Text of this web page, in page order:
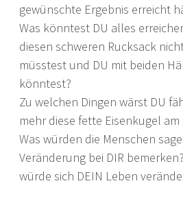
gewünschte Ergebnis erreicht
Was könntest DU alles
diesen schweren Rucksack
müsstest und DU mit beiden
könntest?
Zu welchen Dingen wärst DU
mehr diese fette Eisenkugel
Was würden die Menschen
Veränderung bei DIR
würde sich DEIN Leben